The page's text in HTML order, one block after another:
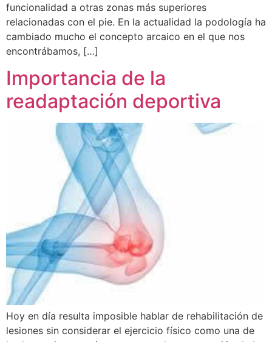
funcionalidad a otras zonas más superiores
relacionadas con el pie. En la actualidad la podología ha
cambiado mucho el concepto arcaico en el que nos
encontrábamos, […]
Importancia de la
readaptación deportiva
Hoy en día resulta imposible hablar de rehabilitación de
lesiones sin considerar el ejercicio físico como una de